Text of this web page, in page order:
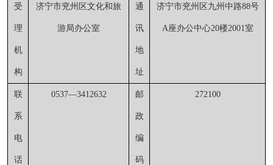
受
理
机
构
济宁市兖州区文化和旅
游局办公室
通
讯
地
址
济宁市兖州区九州中路88号
A座办公中心20楼2001室
联
系
电
话
0537—3412632 邮
政
编
码
272100